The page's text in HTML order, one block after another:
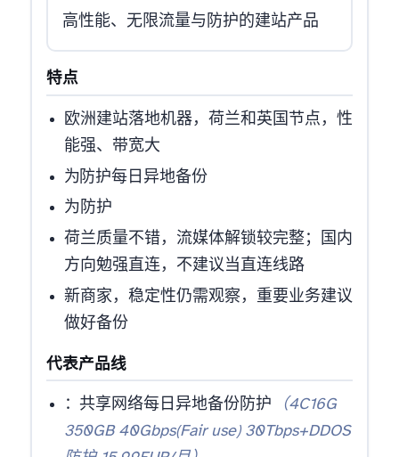
9950X高性能、10Gbps无限流量与DDoS防护的建站产品
特点
欧洲建站/落地机器，荷兰和英国节点，性
能强、带宽大
AMS为EPYC 9354P + 40Gbps Fair Use + 30Tbps+ DDoS防护 + 每日异地备份
UK Game为Ryzen 9 9950X + 10Gbps Fair Use + DDoS防护
荷兰IP质量不错，流媒体/AI解锁较完整；国内
方向勉强直连，不建议当CN直连线路
新商家，稳定性仍需观察，重要业务建议
做好备份
代表产品线
：EPYC 9354P+40Gbps共享网络+每日异地备份+DDOS防护
（4C16G
350GB 40Gbps(Fair use) 30Tbps+DDOS